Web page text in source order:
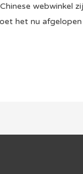
het nu